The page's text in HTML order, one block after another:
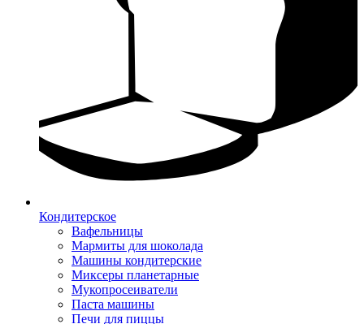
Кондитерское
Вафельницы
Мармиты для шоколада
Машины кондитерские
Миксеры планетарные
Мукопросеиватели
Паста машины
Печи для пиццы